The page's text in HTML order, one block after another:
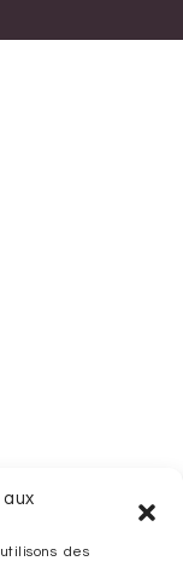
des